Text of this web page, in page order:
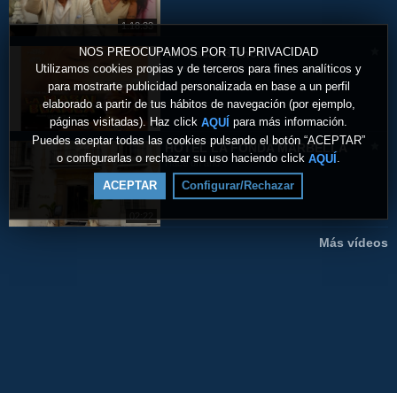
NOS PREOCUPAMOS POR TU PRIVACIDAD
Utilizamos cookies propias y de terceros para fines analíticos y
para mostrarte publicidad personalizada en base a un perfil
elaborado a partir de tus hábitos de navegación (por ejemplo,
páginas visitadas). Haz click AQUÍ para más información.
Puedes aceptar todas las cookies pulsando el botón “ACEPTAR”
o configurarlas o rechazar su uso haciendo click AQUÍ
ACEPTAR Configurar/Rechazar
1:18:33
La Masai Blanca
Hace 11 meses
HOTEL LA FONDA MARBELLA
Hace un año
Más vídeos